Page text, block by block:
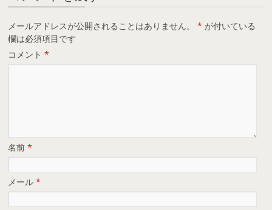
メールアドレスが公開されることはありません。 * が付いている
欄は必須項目です
コメント*
名前*
メール*